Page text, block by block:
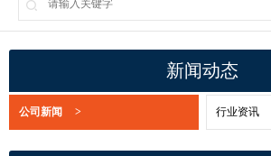
新闻动态
公司新闻 > 行业资讯